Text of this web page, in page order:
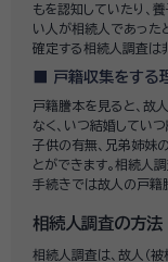
もを認知していたり、
い人が相続人であった
確定する相続人調査は
戸籍収集をする
戸籍謄本を見ると、故
なく、いつ結婚してい
子供の有無、兄弟姉妹
とができます。相続人
手続きでは故人の戸籍
相続人調査の方法
相続人調査は、故人（